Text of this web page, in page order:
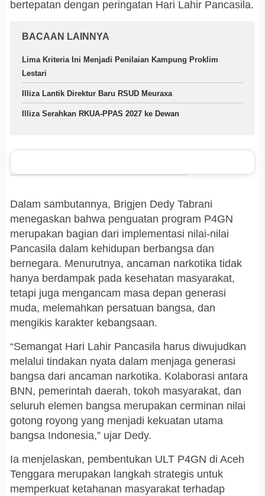
bertepatan dengan peringatan Hari Lahir Pancasila.
BACAAN LAINNYA
Lima Kriteria Ini Menjadi Penilaian Kampung Proklim
Lestari
Illiza Lantik Direktur Baru RSUD Meuraxa
Illiza Serahkan RKUA-PPAS 2027 ke Dewan
Dalam sambutannya, Brigjen Dedy Tabrani
menegaskan bahwa penguatan program P4GN
merupakan bagian dari implementasi nilai-nilai
Pancasila dalam kehidupan berbangsa dan
bernegara. Menurutnya, ancaman narkotika tidak
hanya berdampak pada kesehatan masyarakat,
tetapi juga mengancam masa depan generasi
muda, melemahkan persatuan bangsa, dan
mengikis karakter kebangsaan.
“Semangat Hari Lahir Pancasila harus diwujudkan
melalui tindakan nyata dalam menjaga generasi
bangsa dari ancaman narkotika. Kolaborasi antara
BNN, pemerintah daerah, tokoh masyarakat, dan
seluruh elemen bangsa merupakan cerminan nilai
gotong royong yang menjadi kekuatan utama
bangsa Indonesia,” ujar Dedy.
Ia menjelaskan, pembentukan ULT P4GN di Aceh
Tenggara merupakan langkah strategis untuk
memperkuat ketahanan masyarakat terhadap